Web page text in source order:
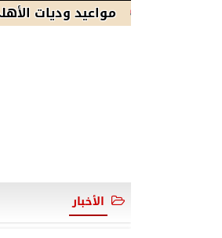
مواعيد وديات الأهلي فى
الأخبار